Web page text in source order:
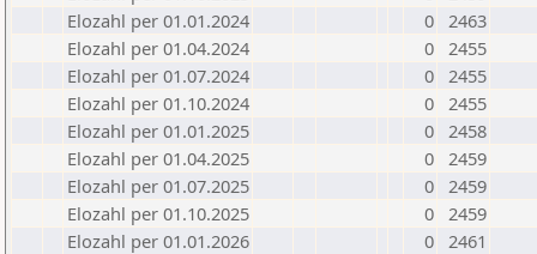
Elozahl per 01.01.2024
0 2463
Elozahl per 01.04.2024
0 2455
Elozahl per 01.07.2024
0 2455
Elozahl per 01.10.2024
0 2455
Elozahl per 01.01.2025
0 2458
Elozahl per 01.04.2025
0 2459
Elozahl per 01.07.2025
0 2459
Elozahl per 01.10.2025
0 2459
Elozahl per 01.01.2026
0 2461